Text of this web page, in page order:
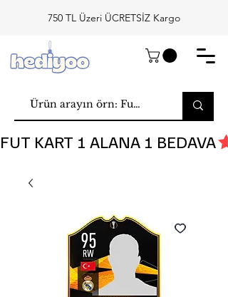
750 TL Üzeri ÜCRETSİZ Kargo
FUT KART 1 ALANA 1 BEDAVA